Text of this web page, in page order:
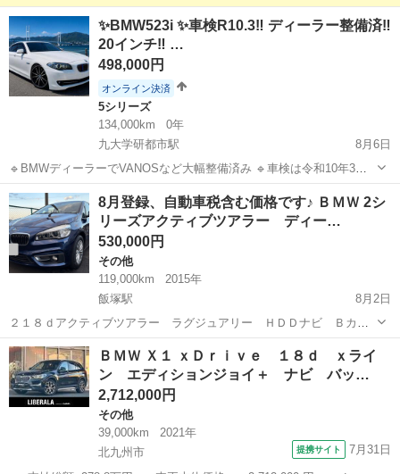
走行約19万ｋｍ（使用中の為距離は増えます） H20年式 車検令和9年
6月8日まで 現存台数も減っていきた、直6気筒 NA FR 6M...
福岡 北九州市 1シリーズ
✨BMW523i ✨車検R10.3‼️ ディーラー整備済‼️
20インチ‼️ …
498,000円
オンライン決済
5シリーズ
134,000km
0年
九大学研都市駅
8月6日
🔹BMWディーラーでVANOSなど大幅整備済み 🔹車検は令和10年3月
まで。そのまま乗って帰れます。 🔹20インチアルミ装着・純正アルミ
もお付けします。 画像はフロント リア 共に加工でナンバープレート
消してます。 ...
福岡 福岡市 九大学研都市駅 5シリーズ 車両
8月登録、自動車税含む価格です♪ ＢＭＷ 2シ
リーズアクティブツアラー ディー…
530,000円
その他
119,000km
2015年
飯塚駅
8月2日
２１８ｄアクティブツアラー ラグジュアリー ＨＤＤナビ Ｂカメ
ラ ディーゼルターボ 黒本革 コーナーセンサー スマートキ
ー 電動リアゲート ＬＥＤヘッドライト プッシュエンジンスター
ト アイドリングストップ シートヒーター...
福岡 飯塚市
ＢＭＷ Ｘ１ ｘＤｒｉｖｅ １８ｄ ｘライ
ン エディションジョイ＋ ナビ バッ…
2,712,000円
その他
39,000km
2021年
北九州市
提携サイト 7月31日